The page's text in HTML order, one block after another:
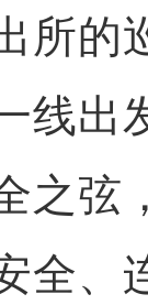
所的
线出
之弦
全、